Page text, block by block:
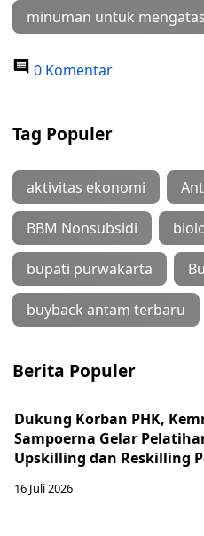
minuman untuk
0 Komentar
Tag Populer
aktivitas ekonomi
BBM Nonsubsidi
bupati purwakarta
buyback antam terbaru
Berita Populer
Dukung Korban PHK,
Sampoerna Gelar
Upskilling dan Reskilling
16 Juli 2026